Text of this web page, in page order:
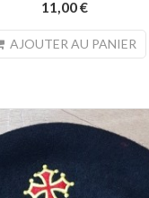
11,00 €
AJOUTER AU PANIER